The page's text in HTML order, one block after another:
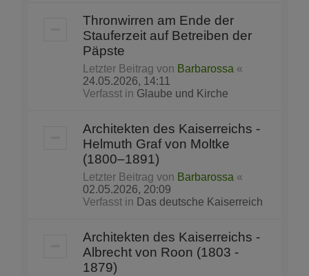
Thronwirren am Ende der
Stauferzeit auf Betreiben der
Päpste
Letzter Beitrag von Barbarossa «
24.05.2026, 14:11
Verfasst in Glaube und Kirche
Architekten des Kaiserreichs -
Helmuth Graf von Moltke
(1800–1891)
Letzter Beitrag von Barbarossa «
02.05.2026, 20:09
Verfasst in Das deutsche Kaiserreich
Architekten des Kaiserreichs -
Albrecht von Roon (1803 -
1879)